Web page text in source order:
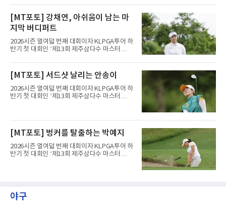
에 1타 뒤진 3위로 시즌 2승을 노렸다. 그러나 마
지막 날 타수를 줄이지 못하며
제주도 서귀포시에 위치한 테디밸리 골프앤리조
트(파72/6,767야드)에서 열렸다.9일 최종라운
드 경기가 펼쳐졌다.강채연이 18번 홀에서 경기
하고 있다.
[MT포토] 강채연, 아쉬움이 남는 마
지막 버디퍼트
2026시즌 열여덟 번째 대회이자 KLPGA투어 하
반기 첫 대회인 ‘제13회 제주삼다수 마스터
제주도 서귀포시에 위치한 테디밸리 골프앤리조
트(파72/6,767야드)에서 열렸다.9일 최종라운
드 경기가 펼쳐졌다.강채연이 18번 홀에서 경기
하고 있다.
[MT포토] 서드샷 날리는 안송이
2026시즌 열여덟 번째 대회이자 KLPGA투어 하
반기 첫 대회인 ‘제13회 제주삼다수 마스터
트(파72/6,767야드)에서 열렸다.9일 최종라운
드 경기가 펼쳐졌다.안송이가 18번 홀에서 경기
하고 있다.
[MT포토] 벙커를 탈출하는 박예지
2026시즌 열여덟 번째 대회이자 KLPGA투어 하
반기 첫 대회인 ‘제13회 제주삼다수 마스터
하고 있다.
야구